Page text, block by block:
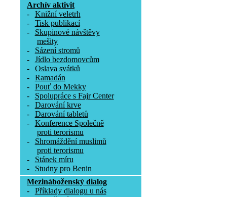
Archív aktivit
-
Knižní veletrh
-
Tisk publikací
-
Skupinové návštěvy
mešity
-
Sázení stromů
-
Jídlo bezdomovcům
-
Oslava svátků
-
Ramadán
-
Pouť do Mekky
-
Spolupráce s Fajr Center
-
Darování krve
-
Darování tabletů
-
Konference Společně
proti terorismu
-
Shromáždění muslimů
proti terorismu
-
Stánek míru
-
Studny pro Benin
Mezináboženský dialog
-
Příklady dialogu u nás